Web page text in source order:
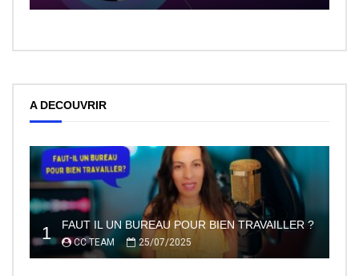
A DECOUVRIR
1 FAUT IL UN BUREAU POUR BIEN TRAVAILLER ?
CC TEAM 25/07/2025